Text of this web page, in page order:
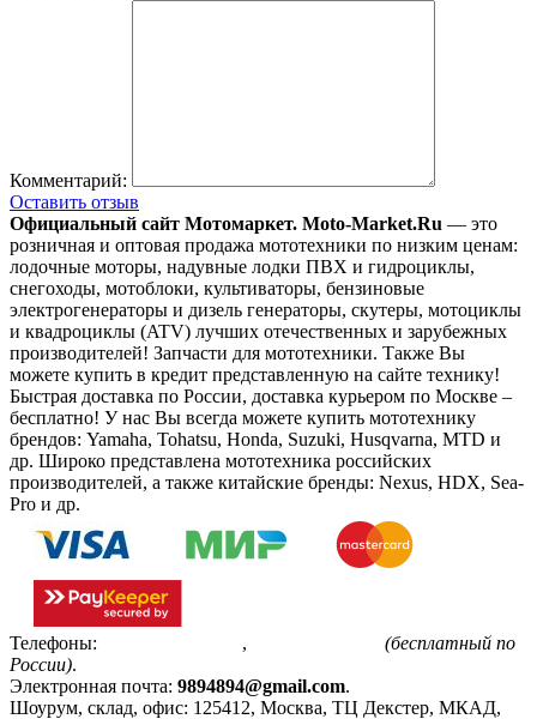
Комментарий:
Оставить отзыв
Официальный сайт Мотомаркет. Moto-Market.Ru — это
розничная и оптовая продажа мототехники по низким ценам:
лодочные моторы, надувные лодки ПВХ и гидроциклы,
снегоходы, мотоблоки, культиваторы, бензиновые
электрогенераторы и дизель генераторы, скутеры, мотоциклы
и квадроциклы (ATV) лучших отечественных и зарубежных
производителей! Запчасти для мототехники. Также Вы
можете купить в кредит представленную на сайте технику!
Быстрая доставка по России, доставка курьером по Москве –
бесплатно! У нас Вы всегда можете купить мототехнику
брендов: Yamaha, Tohatsu, Honda, Suzuki, Husqvarna, MTD и
др. Широко представлена мототехника российских
производителей, а также китайские бренды: Nexus, HDX, Sea-
Pro и др.
Телефоны: ,
(бесплатный по
России).
Электронная почта: 9894894@gmail.com.
Шоурум, склад, офис: 125412, Москва, ТЦ Декстер, МКАД,